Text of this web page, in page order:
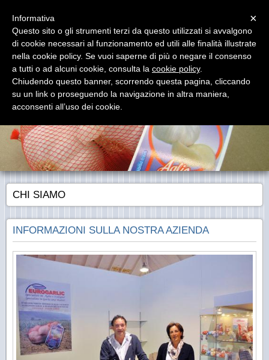
EUROGARLIC Sas LUCANTONI & C.
Specialisti in Aglio e Scalogno... Le migliori varietà di Aglio e Scalogno!
CHI SIAMO
INFORMAZIONI SULLA NOSTRA AZIENDA
×
Informativa
Questo sito o gli strumenti terzi da questo utilizzati si avvalgono
di cookie necessari al funzionamento ed utili alle finalità illustrate
nella cookie policy. Se vuoi saperne di più o negare il consenso
a tutti o ad alcuni cookie, consulta la cookie policy.
Chiudendo questo banner, scorrendo questa pagina, cliccando
su un link o proseguendo la navigazione in altra maniera,
acconsenti all’uso dei cookie.